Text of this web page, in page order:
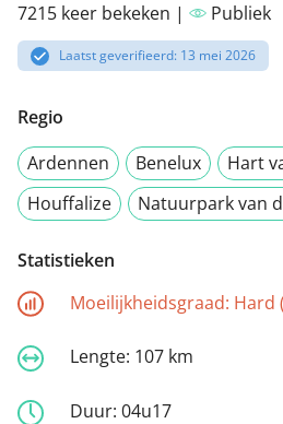
7215 keer bekeken | Publiek
Laatst geverifieerd: 13 mei 2026
Regio
Ardennen
Benelux
Hart
Houffalize
Natuurpark van
Statistieken
Moeilijkheidsgraad: Hard
Lengte: 107 km
Duur: 04u17